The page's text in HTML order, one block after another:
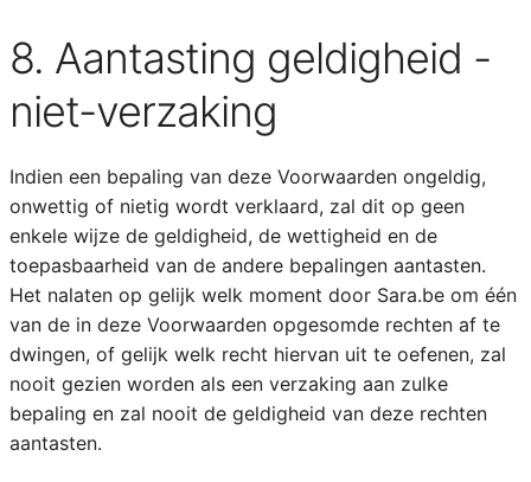
8. Aantasting geldigheid -
niet-verzaking
Indien een bepaling van deze Voorwaarden ongeldig,
onwettig of nietig wordt verklaard, zal dit op geen
enkele wijze de geldigheid, de wettigheid en de
toepasbaarheid van de andere bepalingen aantasten.
Het nalaten op gelijk welk moment door Sara.be om één
van de in deze Voorwaarden opgesomde rechten af te
dwingen, of gelijk welk recht hiervan uit te oefenen, zal
nooit gezien worden als een verzaking aan zulke
bepaling en zal nooit de geldigheid van deze rechten
aantasten.